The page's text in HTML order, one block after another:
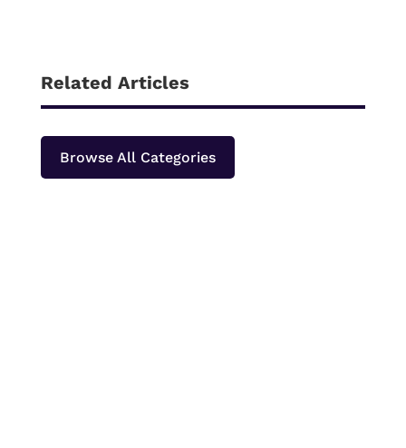
Related Articles
Browse All Categories